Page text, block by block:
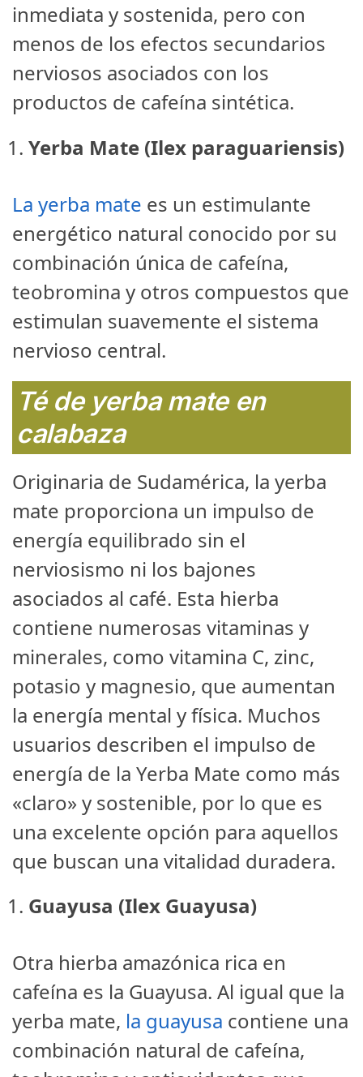
inmediata y sostenida, pero con
menos de los efectos secundarios
nerviosos asociados con los
productos de cafeína sintética.
Yerba Mate (Ilex paraguariensis)
La yerba mate es un estimulante
energético natural conocido por su
combinación única de cafeína,
teobromina y otros compuestos que
estimulan suavemente el sistema
nervioso central.
Té de yerba mate en
calabaza
Originaria de Sudamérica, la yerba
mate proporciona un impulso de
energía equilibrado sin el
nerviosismo ni los bajones
asociados al café. Esta hierba
contiene numerosas vitaminas y
minerales, como vitamina C, zinc,
potasio y magnesio, que aumentan
la energía mental y física. Muchos
usuarios describen el impulso de
energía de la Yerba Mate como más
«claro» y sostenible, por lo que es
una excelente opción para aquellos
que buscan una vitalidad duradera.
Guayusa (Ilex Guayusa)
Otra hierba amazónica rica en
cafeína es la Guayusa. Al igual que la
yerba mate, la guayusa contiene una
combinación natural de cafeína,